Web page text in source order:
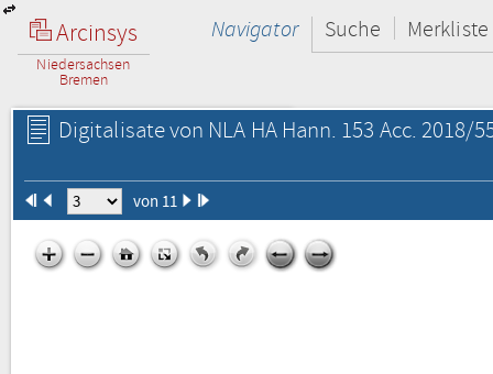
Arcinsys
Niedersachsen
Bremen
Navigator Suche Merkliste
Digitalisate von NLA HA Hann. 153 Acc. 2018/
von 11